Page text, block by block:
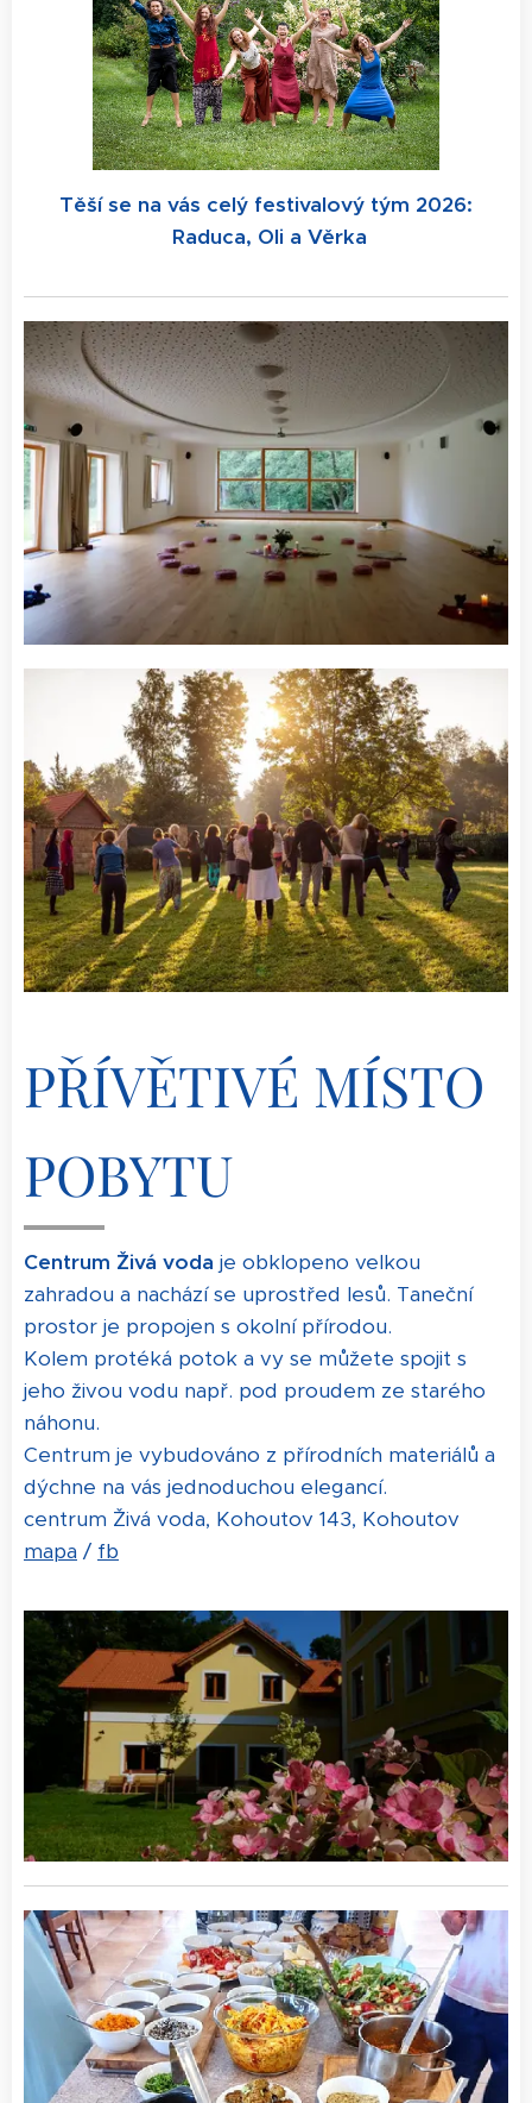
Těší se na vás celý festivalový tým 2026:
Raduca, Oli a Věrka
PŘÍVĚTIVÉ MÍSTO
POBYTU
Centrum Živá voda je obklopeno velkou
zahradou a nachází se uprostřed lesů. Taneční
prostor je propojen s okolní přírodou.
Kolem protéká potok a vy se můžete spojit s
jeho živou vodu např. pod proudem ze starého
náhonu.
Centrum je vybudováno z přírodních materiálů a
dýchne na vás jednoduchou elegancí.
centrum Živá voda, Kohoutov 143, Kohoutov
mapa / fb